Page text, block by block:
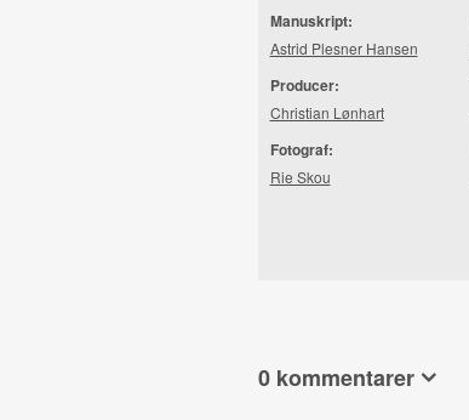
Manuskript:
Astrid Plesner Hansen
Producer:
Christian Lønhart
Fotograf:
Rie Skou
0 kommentarer